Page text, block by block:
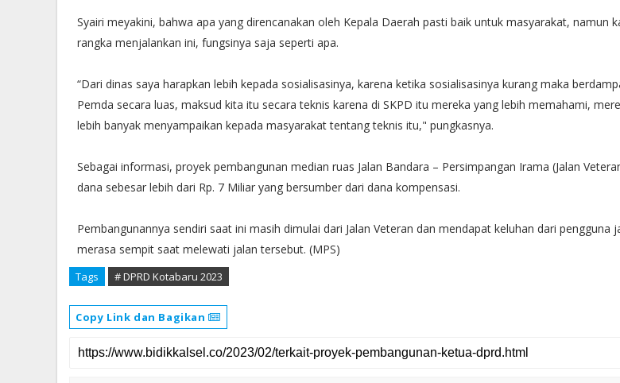
Syairi meyakini, bahwa apa yang direncanakan oleh Kepala Daerah pasti baik untuk masyarakat, namun
rangka menjalankan ini, fungsinya saja seperti apa.
“Dari dinas saya harapkan lebih kepada sosialisasinya, karena ketika sosialisasinya kurang maka
Pemda secara luas, maksud kita itu secara teknis karena di SKPD itu mereka yang lebih memahami,
lebih banyak menyampaikan kepada masyarakat tentang teknis itu," pungkasnya.
Sebagai informasi, proyek pembangunan median ruas Jalan Bandara – Persimpangan Irama (Jalan
dana sebesar lebih dari Rp. 7 Miliar yang bersumber dari dana kompensasi.
Pembangunannya sendiri saat ini masih dimulai dari Jalan Veteran dan mendapat keluhan dari pengguna
merasa sempit saat melewati jalan tersebut. (MPS)
Tags # DPRD Kotabaru 2023
Copy Link dan Bagikan